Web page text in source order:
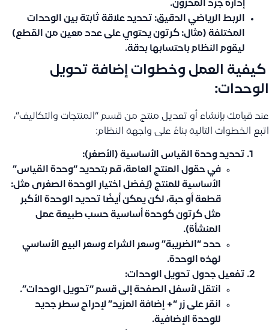
إدارة جرد المخزون.
الربط الرياضي الدقيق: تحديد علاقة ثابتة بين الوحدات
المختلفة (مثال: كرتون يحتوي على عدد معين من القطع)
ليقوم النظام باحتسابها بدقة.
️ كيفية العمل وخطوات إضافة تحويل
الوحدات:
عند قيامك بإنشاء أو تعديل منتج من قسم “المنتجات والتكاليف”،
اتبع الخطوات التالية بناءً على واجهة النظام:
تحديد وحدة القياس الأساسية (الأصغر):
في حقول المنتج العامة، قم بتحديد “وحدة القياس”
الأساسية للمنتج (يُفضل اختيار الوحدة الصغرى مثل:
قطعة أو حبة، لكن يمكن أيضًا تحديد الوحدة الأكبر
مثل كرتون كوحدة أساسية حسب طبيعة عمل
المنشأة).
حدد “الضريبة” وسعر الشراء وسعر البيع الأساسي
لهذه الوحدة.
تفعيل جدول تحويل الوحدات:
انتقل لأسفل الصفحة إلى قسم “تحويل الوحدات”.
انقر على زر “+ إضافة المزيد” لإدراج سطر جديد
للوحدة الإضافية.